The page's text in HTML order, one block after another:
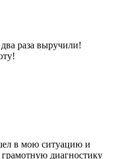
раза выручили!
в мою ситуацию и
диагностику